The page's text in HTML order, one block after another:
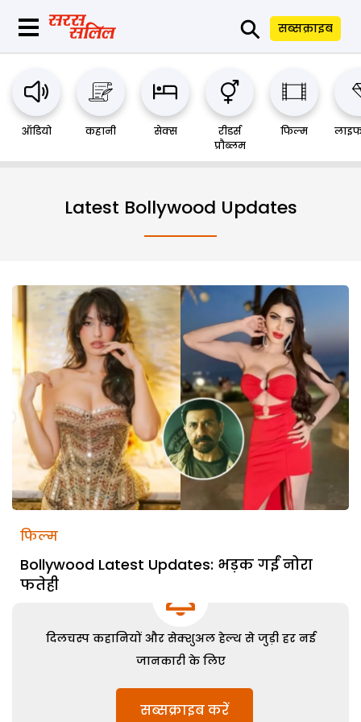
⚲ सब्सक्राइब
ऑडियो कहानी सेक्स
रीडर्स
प्रौब्लम
फिल्म
Latest Bollywood Updates
फिल्म
Bollywood Latest Updates: भड़क गईं नोरा
फतेही
दिलचस्प कहानियों और सेक्शुअल हेल्थ से जुड़ी हर नई
जानकारी के लिए
सब्सक्राइब करें